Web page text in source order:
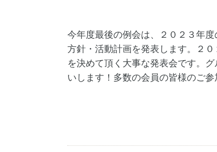
今年度最後の例会は、２０２３年
方針・活動計画を発表します。２
を決めて頂く大事な発表会です。
いします！多数の会員の皆様のご参